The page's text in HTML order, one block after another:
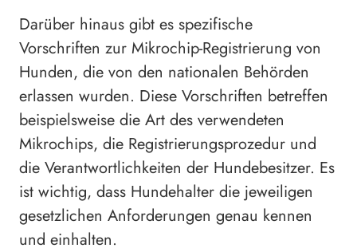
Darüber hinaus gibt es spezifische
Vorschriften zur Mikrochip-Registrierung von
Hunden, die von den nationalen Behörden
erlassen wurden. Diese Vorschriften betreffen
beispielsweise die Art des verwendeten
Mikrochips, die Registrierungsprozedur und
die Verantwortlichkeiten der Hundebesitzer. Es
ist wichtig, dass Hundehalter die jeweiligen
gesetzlichen Anforderungen genau kennen
und einhalten.